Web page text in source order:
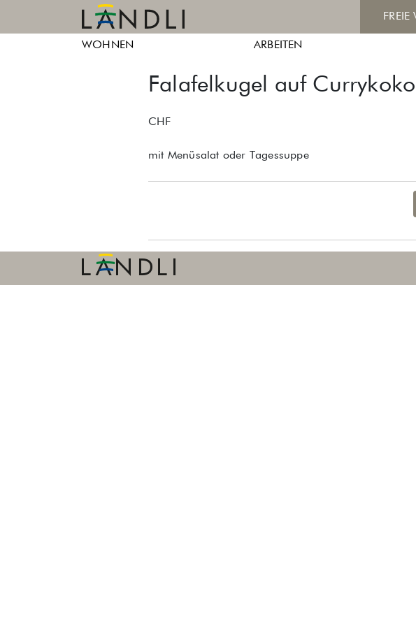
Ländli
Züri
Ländli
Züri
WOHNEN ARBEITEN
Falafelkugel auf
CHF
mit Menüsalat oder Tagessuppe